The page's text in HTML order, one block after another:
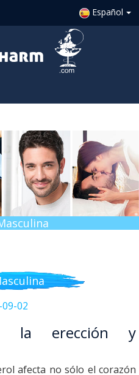
Español
02
la erección y
afecta no sólo el corazón